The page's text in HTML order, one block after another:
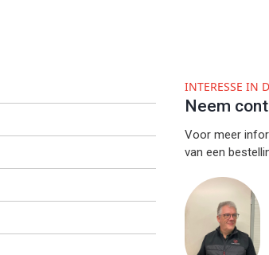
INTERESSE IN
Neem
Voor meer
van een